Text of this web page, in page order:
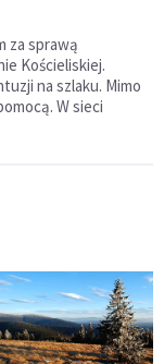
za sprawą
Kościeliskiej.
na szlaku. Mimo
W sieci